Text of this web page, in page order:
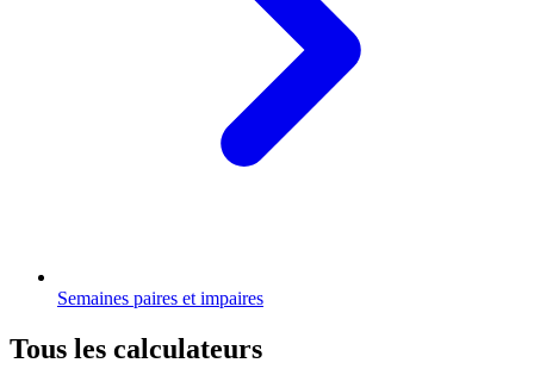
Semaines paires et impaires
Tous les calculateurs